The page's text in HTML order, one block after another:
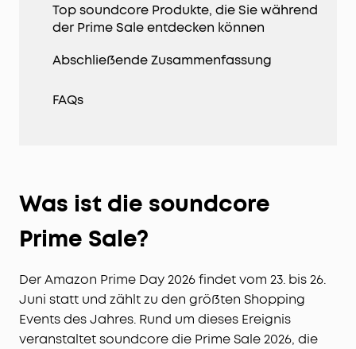
Top soundcore Produkte, die Sie während
der Prime Sale entdecken können
Abschließende Zusammenfassung
FAQs
Was ist die soundcore
Prime Sale?
Der Amazon Prime Day 2026 findet vom 23. bis 26.
Juni statt und zählt zu den größten Shopping
Events des Jahres. Rund um dieses Ereignis
veranstaltet soundcore die Prime Sale 2026, die